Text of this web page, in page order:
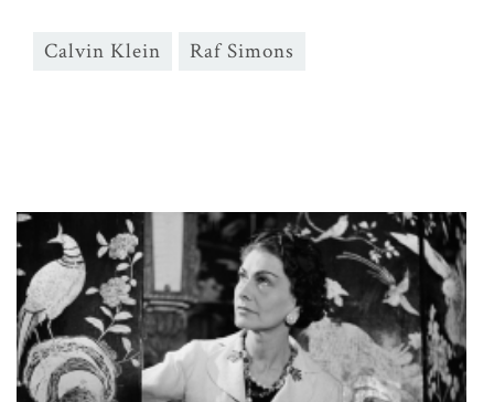
Calvin Klein Raf Simons